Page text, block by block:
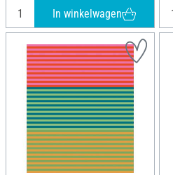
In winkelwagen